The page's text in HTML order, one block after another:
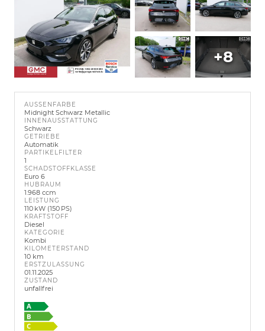
+8
AUSSENFARBE
Midnight Schwarz Metallic
INNENAUSSTATTUNG
Schwarz
GETRIEBE
Automatik
PARTIKELFILTER
1
SCHADSTOFFKLASSE
Euro 6
HUBRAUM
1.968 ccm
LEISTUNG
110 kW (150 PS)
KRAFTSTOFF
Diesel
KATEGORIE
Kombi
KILOMETERSTAND
10 km
ERSTZULASSUNG
01.11.2025
ZUSTAND
unfallfrei